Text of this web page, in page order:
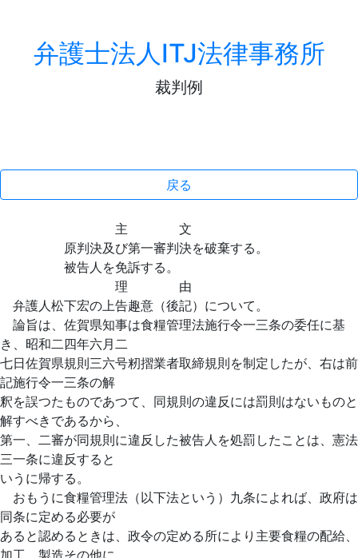
弁護士法人ITJ法律事務所
裁判例
戻る
主 文
原判決及び第一審判決を破棄する。
被告人を免訴する。
理 由
弁護人松下宏の上告趣意（後記）について。
論旨は、佐賀県知事は食糧管理法施行令一三条の委任に基
き、昭和二四年六月二
七日佐賀県規則三六号籾摺業者取締規則を制定したが、右は前
記施行令一三条の解
釈を誤つたものであつて、同規則の違反には罰則はないものと
解すべきであるから、
第一、二審が同規則に違反した被告人を処罰したことは、憲法
三一条に違反すると
いうに帰する。
おもうに食糧管理法（以下法という）九条によれば、政府は
同条に定める必要が
あると認めるときは、政令の定める所により主要食糧の配給、
加工、製造その他に